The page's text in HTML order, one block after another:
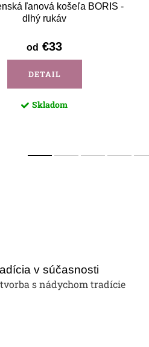
ľanová košeľa BORIS -
dlhý rukáv
od €33
DETAIL
Skladom
v súčasnosti
s nádychom tradície